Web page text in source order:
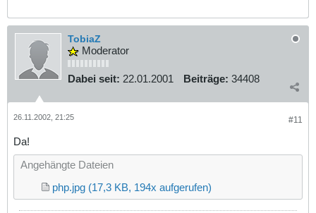
TobiaZ
Moderator
Dabei seit: 22.01.2001 Beiträge: 34408
#11
26.11.2002, 21:25
Da!
Angehängte Dateien
php.jpg (17,3 KB, 194x aufgerufen)